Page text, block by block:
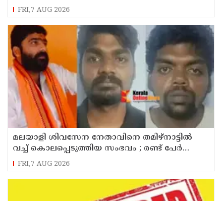
FRI,7 AUG 2026
മലയാളി ശിവസേന നേതാവിനെ തമിഴ്നാട്ടിൽ
വച്ച് കൊലപ്പെടുത്തിയ സംഭവം ; രണ്ട് പേർ
പിടിയിൽ
FRI,7 AUG 2026